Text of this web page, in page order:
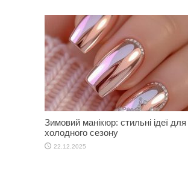
Зимовий манікюр: стильні ідеї для
холодного сезону
22.12.2025